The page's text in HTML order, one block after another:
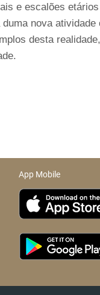
e escalões
nova atividade
desta
App Mobile